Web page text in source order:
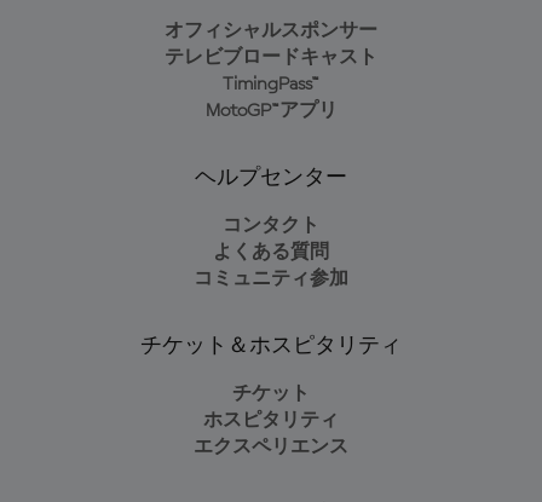
オフィシャルスポンサー
テレビブロードキャスト
TimingPass™
MotoGP™アプリ
ヘルプセンター
コンタクト
よくある質問
コミュニティ参加
チケット＆ホスピタリティ
チケット
ホスピタリティ
エクスペリエンス